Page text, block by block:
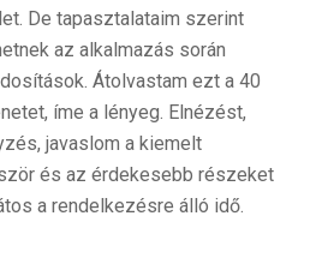
De tapasztalataim szerint
az alkalmazás során
Átolvastam ezt a 40
íme a lényeg. Elnézést,
javaslom a kiemelt
és az érdekesebb részeket
a rendelkezésre álló idő.